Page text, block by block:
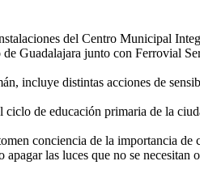
del Centro Municipal
Guadalajara junto con Ferrovial
incluye distintas acciones de
de educación primaria de la
conciencia de la importancia
las luces que no se necesitan